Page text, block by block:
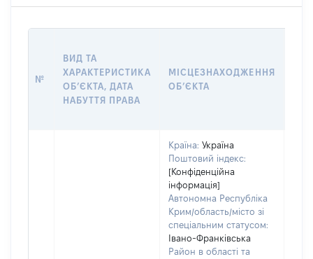
№
ВИД ТА
ХАРАКТЕРИСТИКА
ОБʼЄКТА, ДАТА
НАБУТТЯ ПРАВА
МІСЦЕЗНАХОДЖЕННЯ
ОБʼЄКТА
Країна: Україна
Поштовий індекс:
[Конфіденційна
інформація]
Автономна Республіка
Крим/область/місто зі
спеціальним статусом:
Івано-Франківська
Район в області та